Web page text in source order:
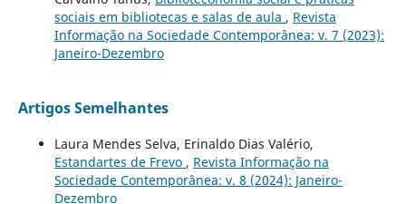
sociais em bibliotecas e salas de aula , Revista
Informação na Sociedade Contemporânea: v. 7 (2023):
Janeiro-Dezembro
Artigos Semelhantes
Laura Mendes Selva, Erinaldo Dias Valério,
Estandartes de Frevo , Revista Informação na
Sociedade Contemporânea: v. 8 (2024): Janeiro-
Dezembro